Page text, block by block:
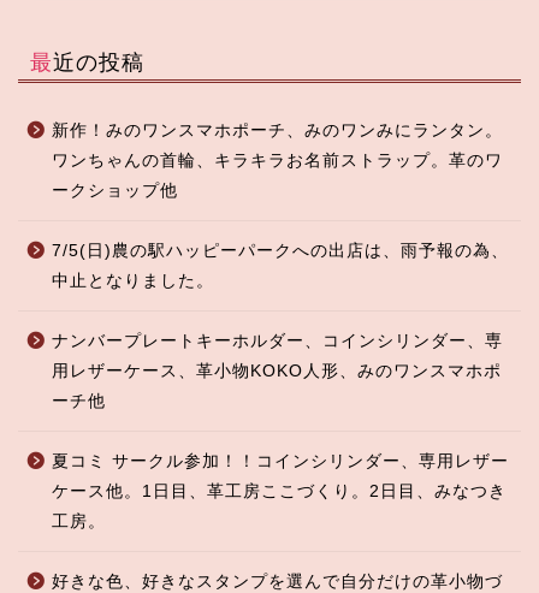
最近の投稿
新作！みのワンスマホポーチ、みのワンみにランタン。
ワンちゃんの首輪、キラキラお名前ストラップ。革のワ
ークショップ他
7/5(日)農の駅ハッピーパークへの出店は、雨予報の為、
中止となりました。
ナンバープレートキーホルダー、コインシリンダー、専
用レザーケース、革小物KOKO人形、みのワンスマホポ
ーチ他
夏コミ サークル参加！！コインシリンダー、専用レザー
ケース他。1日目、革工房ここづくり。2日目、みなつき
工房。
好きな色、好きなスタンプを選んで自分だけの革小物づ